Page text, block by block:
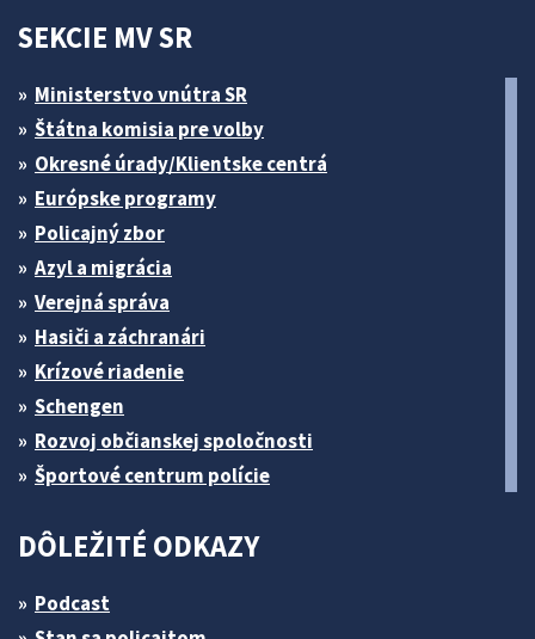
SEKCIE MV SR
Ministerstvo vnútra SR
Štátna komisia pre volby
Okresné úrady/Klientske centrá
Európske programy
Policajný zbor
Azyl a migrácia
Verejná správa
Hasiči a záchranári
Krízové riadenie
Schengen
Rozvoj občianskej spoločnosti
Športové centrum polície
DÔLEŽITÉ ODKAZY
Podcast